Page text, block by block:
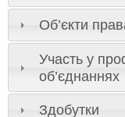
Об’єкти
Участь у
об’єднаннях
Здобутки